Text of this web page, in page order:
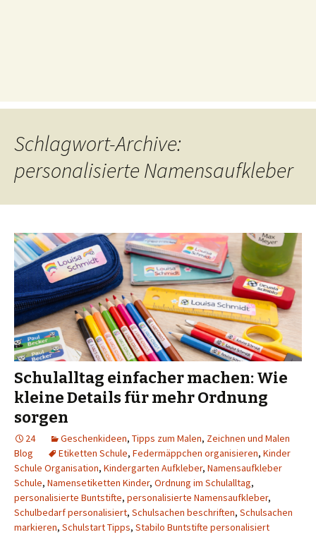
Schlagwort-Archive:
personalisierte Namensaufkleber
Schulalltag einfacher machen: Wie
kleine Details für mehr Ordnung
sorgen
24 Geschenkideen, Tipps zum Malen, Zeichnen und Malen
Blog
Etiketten Schule, Federmäppchen organisieren, Kinder
Schule Organisation, Kindergarten Aufkleber, Namensaufkleber
Schule, Namensetiketten Kinder, Ordnung im Schulalltag,
personalisierte Buntstifte, personalisierte Namensaufkleber,
Schulbedarf personalisiert, Schulsachen beschriften, Schulsachen
markieren, Schulstart Tipps, Stabilo Buntstifte personalisiert